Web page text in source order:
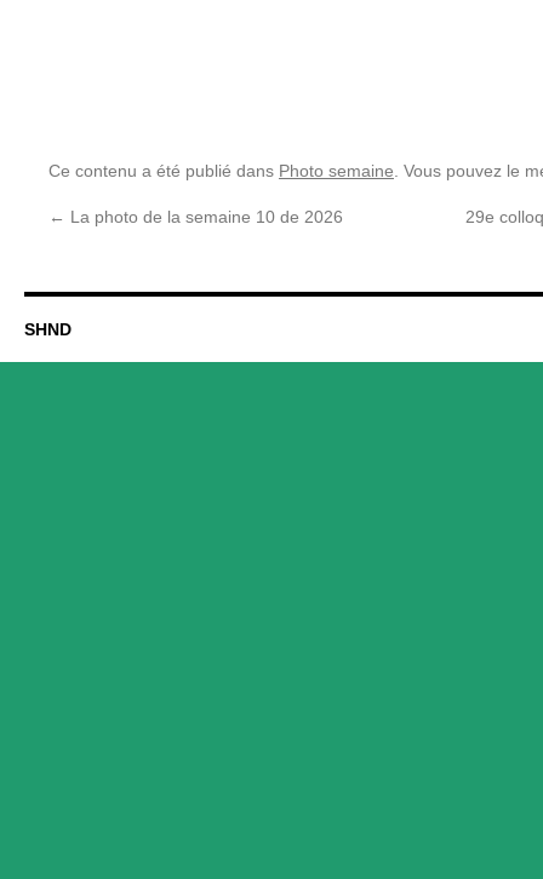
Ce contenu a été publié dans Photo semaine . Vous pouvez le
← La photo de la semaine 10 de 2026 29e
SHND